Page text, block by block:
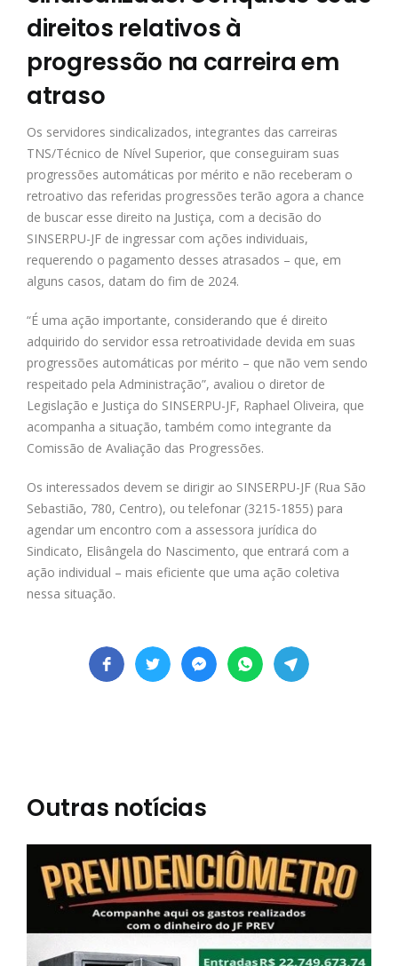
direitos relativos à
progressão na carreira em
atraso
Os servidores sindicalizados, integrantes das carreiras
TNS/Técnico de Nível Superior, que conseguiram suas
progressões automáticas por mérito e não receberam o
retroativo das referidas progressões terão agora a chance
de buscar esse direito na Justiça, com a decisão do
SINSERPU-JF de ingressar com ações individuais,
requerendo o pagamento desses atrasados – que, em
alguns casos, datam do fim de 2024.
“É uma ação importante, considerando que é direito
adquirido do servidor essa retroatividade devida em suas
progressões automáticas por mérito – que não vem sendo
respeitado pela Administração”, avaliou o diretor de
Legislação e Justiça do SINSERPU-JF, Raphael Oliveira, que
acompanha a situação, também como integrante da
Comissão de Avaliação das Progressões.
Os interessados devem se dirigir ao SINSERPU-JF (Rua São
Sebastião, 780, Centro), ou telefonar (3215-1855) para
agendar um encontro com a assessora jurídica do
Sindicato, Elisângela do Nascimento, que entrará com a
ação individual – mais eficiente que uma ação coletiva
nessa situação.
Outras notícias